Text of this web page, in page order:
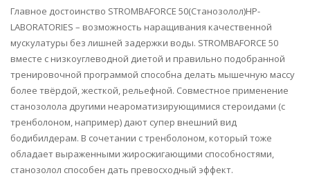
Главное достоинство STROMBAFORCE 50(Станозолол)HP-
LABORATORIES – возможность наращивания качественной
мускулатуры без лишней задержки воды. STROMBAFORCE 50
вместе с низкоуглеводной диетой и правильно подобранной
тренировочной программой способна делать мышечную массу
более твёрдой, жесткой, рельефной. Совместное применение
станозолола другими неароматизирующимися стероидами (с
тренболоном, например) дают супер внешний вид
бодибилдерам. В сочетании с тренболоном, который тоже
обладает выраженными жиросжигающими способностями,
станозолол способен дать превосходный эффект.